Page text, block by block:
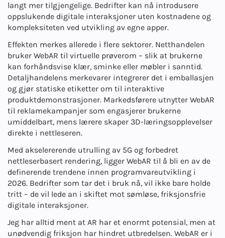
langt mer tilgjengelige. Bedrifter kan nå introdusere
oppslukende digitale interaksjoner uten kostnadene og
kompleksiteten ved utvikling av egne apper.
Effekten merkes allerede i flere sektorer. Netthandelen
bruker WebAR til virtuelle prøverom – slik at brukerne
kan forhåndsvise klær, sminke eller møbler i sanntid.
Detaljhandelens merkevarer integrerer det i emballasjen
og gjør statiske etiketter om til interaktive
produktdemonstrasjoner. Markedsførere utnytter WebAR
til reklamekampanjer som engasjerer brukerne
umiddelbart, mens lærere skaper 3D-læringsopplevelser
direkte i nettleseren.
Med akselererende utrulling av 5G og forbedret
nettleserbasert rendering, ligger WebAR til å bli en av de
definerende trendene innen programvareutvikling i
2026. Bedrifter som tar det i bruk nå, vil ikke bare holde
tritt – de vil lede an i skiftet mot sømløse, friksjonsfrie
digitale interaksjoner.
Jeg har alltid ment at AR har et enormt potensial, men at
unødvendig friksjon har hindret utbredelsen. WebAR er i